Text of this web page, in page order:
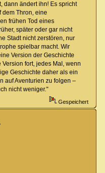
dann ändert ihn! Es spricht
Thron, eine
frühen Tod eines
später oder gar nicht
Stadt nicht zerstören, nur
spielbar macht. Wir
Version der Geschichte
fort, jedes Mal, wenn
Geschichte daher als ein
auf Aventurien zu folgen –
nicht weniger."
Gespeichert